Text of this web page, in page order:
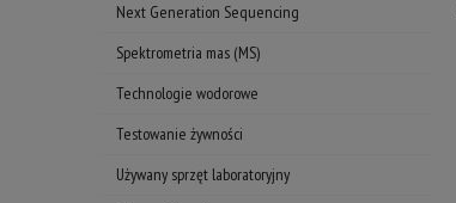
Next Generation Sequencing
Spektrometria mas (MS)
Technologie wodorowe
Testowanie żywności
Używany sprzęt laboratoryjny